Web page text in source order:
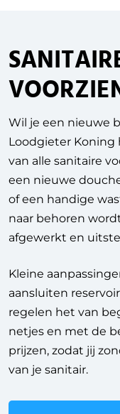
Wil je een nieuwe
Loodgieter Koning
van alle sanitaire
een nieuwe
of een handige
naar behoren
afgewerkt en
Kleine
aansluiten
regelen het van
netjes en met de
prijzen, zodat jij
van je sanitair.